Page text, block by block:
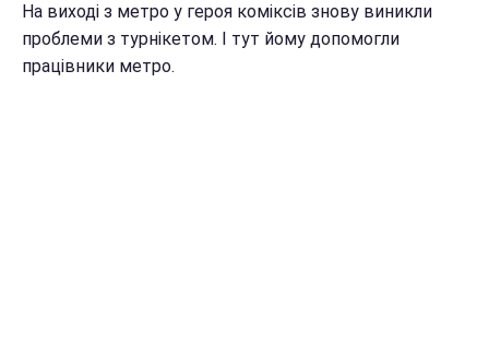
На виході з метро у героя коміксів знову виникли
проблеми з турнікетом. І тут йому допомогли
працівники метро.